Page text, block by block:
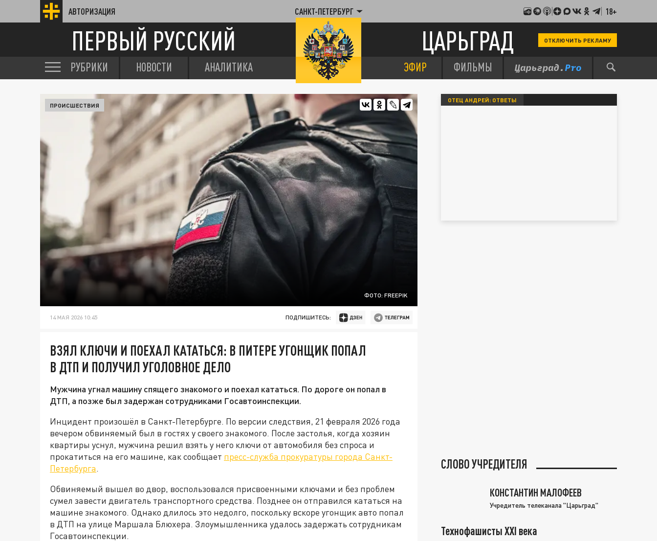
АВТОРИЗАЦИЯ САНКТ-ПЕТЕРБУРГ 18+
ПЕРВЫЙ РУССКИЙ ЦАРЬГРАД ОТКЛЮЧИТЬ РЕКЛАМУ
РУБРИКИ НОВОСТИ АНАЛИТИКА ЭФИР ФИЛЬМЫ
ФОТО: FREEPIK
ПРОИСШЕСТВИЯ
14 МАЯ 2026 10:45 ПОДПИШИТЕСЬ:
ВЗЯЛ КЛЮЧИ И ПОЕХАЛ КАТАТЬСЯ: В ПИТЕРЕ УГОНЩИК ПОПАЛ
В ДТП И ПОЛУЧИЛ УГОЛОВНОЕ ДЕЛО
Мужчина угнал машину спящего знакомого и поехал кататься. По дороге он попал в
ДТП, а позже был задержан сотрудниками Госавтоинспекции.
Инцидент произошёл в Санкт-Петербурге. По версии следствия, 21 февраля 2026 года
вечером обвиняемый был в гостях у своего знакомого. После застолья, когда хозяин
квартиры уснул, мужчина решил взять у него ключи от автомобиля без спроса и
прокатиться на его машине, как сообщает пресс-служба прокуратуры города Санкт-
Петербурга.
Обвиняемый вышел во двор, воспользовался присвоенными ключами и без проблем
сумел завести двигатель транспортного средства. Позднее он отправился кататься на
машине знакомого. Однако длилось это недолго, поскольку вскоре угонщик авто попал
в ДТП на улице Маршала Блюхера. Злоумышленника удалось задержать сотрудникам
Госавтоинспекции.
ОТЕЦ АНДРЕЙ: ОТВЕТЫ
СЛОВО УЧРЕДИТЕЛЯ
КОНСТАНТИН МАЛОФЕЕВ
Учредитель телеканала "Царьград"
Технофашисты XXI века